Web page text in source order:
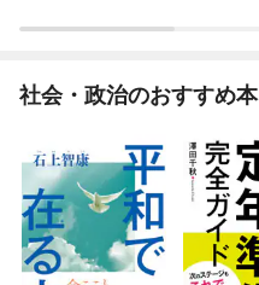
社会・政治のおすすめ本